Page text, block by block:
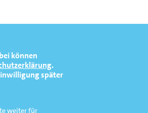
können
.
später
weiter für